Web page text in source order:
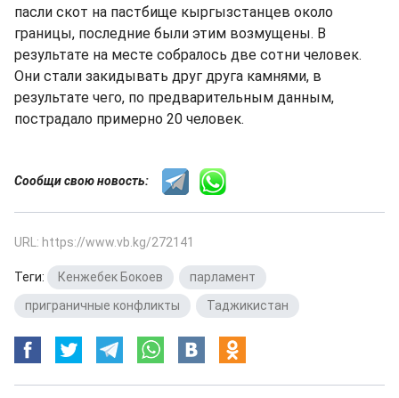
пасли скот на пастбище кыргызстанцев около
границы, последние были этим возмущены. В
результате на месте собралось две сотни человек.
Они стали закидывать друг друга камнями, в
результате чего, по предварительным данным,
пострадало примерно 20 человек.
Сообщи свою новость:
URL: https://www.vb.kg/272141
Теги: Кенжебек Бокоев парламент
приграничные конфликты
Таджикистан